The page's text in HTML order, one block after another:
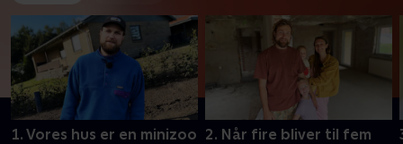
1. Vores hus er en minizoo 2. Når fire bliver til fem